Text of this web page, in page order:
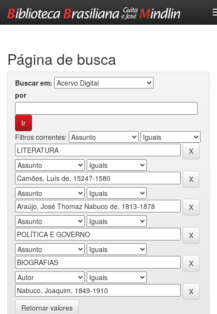
Página de busca
Buscar em:
por
Filtros correntes:
Retornar valores